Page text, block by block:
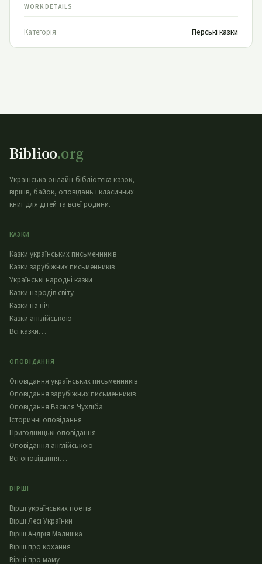
WORK DETAILS
Категорія Перські казки
Biblioo.org
Українська онлайн-бібліотека казок,
віршів, байок, оповідань і класичних
книг для дітей та всієї родини.
КАЗКИ
Казки українських письменників
Казки зарубіжних письменників
Українські народні казки
Казки народів світу
Казки на ніч
Казки англійською
Всі казки…
ОПОВІДАННЯ
Оповідання українських письменників
Оповідання зарубіжних письменників
Оповідання Василя Чухліба
Історичні оповідання
Пригодницькі оповідання
Оповідання англійською
Всі оповідання…
ВІРШІ
Вірші українських поетів
Вірші Лесі Українки
Вірші Андрія Малишка
Вірші про кохання
Вірші про маму